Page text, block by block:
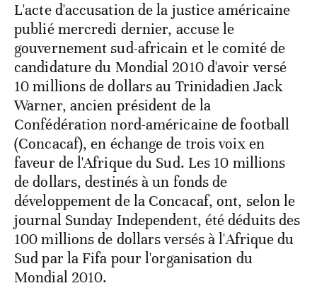
L'acte d'accusation de la justice américaine
publié mercredi dernier, accuse le
gouvernement sud-africain et le comité de
candidature du Mondial 2010 d'avoir versé
10 millions de dollars au Trinidadien Jack
Warner, ancien président de la
Confédération nord-américaine de football
(Concacaf), en échange de trois voix en
faveur de l'Afrique du Sud. Les 10 millions
de dollars, destinés à un fonds de
développement de la Concacaf, ont, selon le
journal Sunday Independent, été déduits des
100 millions de dollars versés à l'Afrique du
Sud par la Fifa pour l'organisation du
Mondial 2010.